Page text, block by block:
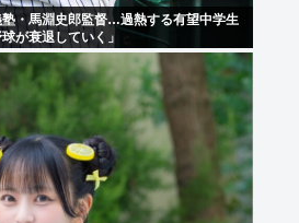
塾・馬淵史郎監督…過熱する有望中学生
が衰退していく」